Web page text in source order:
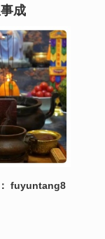
成
fuyuntang8